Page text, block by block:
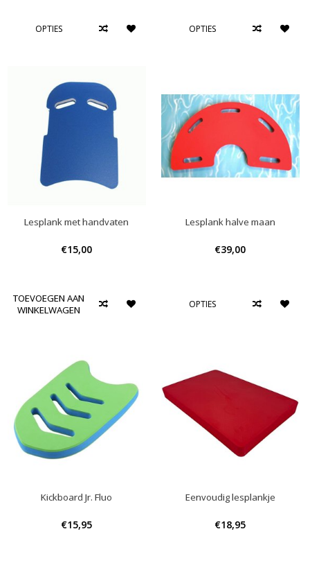
OPTIES OPTIES
Lesplank met handvaten
€15,00
TOEVOEGEN AAN
WINKELWAGEN
Lesplank halve maan
€39,00
OPTIES
Kickboard Jr. Fluo
€15,95
Eenvoudig lesplankje
€18,95